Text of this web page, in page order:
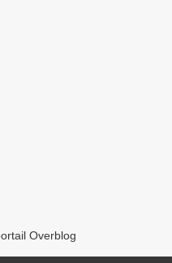
Overblog